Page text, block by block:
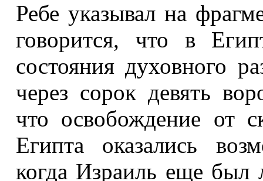
Ребе указывал на
говорится, что в
состояния духовного
через сорок девять
что освобождение от
Египта оказались
когда Израиль еще